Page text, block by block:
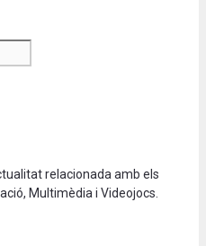
relacionada amb els
Multimèdia i Videojocs.